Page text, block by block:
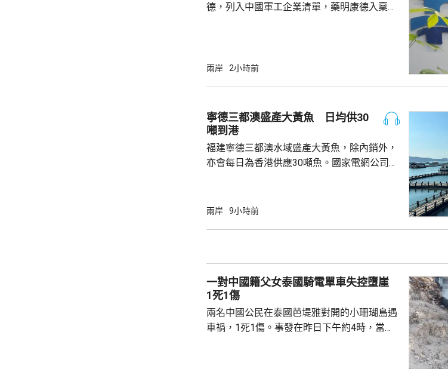
法權益受到侵害，應保持冷靜，依法理性維...
德，列入中國軍工企業清單，藥明康德入稟法
決表示歡迎，認為此舉減輕公司被列入名單所
里巴巴、百度及比亞迪等中國企業，列為支援
中國軍方的實體，多間被列入名單的公司事...
兩岸 2小時前
寧德三都澳盛產大黃魚 日均供30
噸到港
福建寧德三都澳水域盛產大黃魚，除內銷外，
亦會每日為香港供應30噸魚。國家電網公司就
萬 要求研發大黃魚人工繁殖技術 福建位於中
都澳等。 在三都澳，有漁民看中當地水質、水
流和水溫適合，設...
兩岸 9小時前
一對中國籍父女泰國騎電單車失控墮崖
1死1傷
兩名中國公民在泰國芭堤雅對開的小珊瑚島遇
車禍，1死1傷。事發在昨日下午約4時，當地